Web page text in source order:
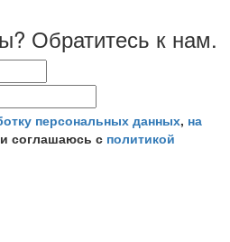
Обратитесь к нам.
персональных данных, на
и соглашаюсь с политикой